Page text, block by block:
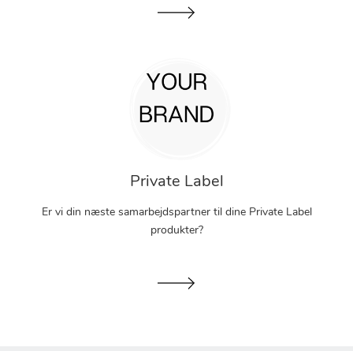
Private Label
Er vi din næste samarbejdspartner til dine Private Label
produkter?